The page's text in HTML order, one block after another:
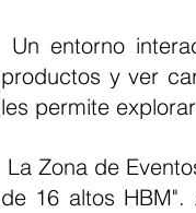
productos y ver
les permite
de 16 altos HBM".